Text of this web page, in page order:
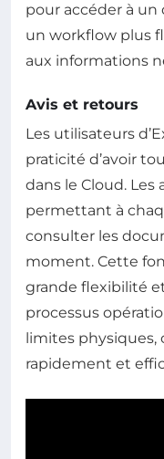
pour accéder à
un workflow plus
aux informations
Avis et retours
Les utilisateurs
praticité d’avoir
dans le Cloud. Les
permettant à
consulter les
moment. Cette
grande flexibilité
processus
limites physiques,
rapidement et